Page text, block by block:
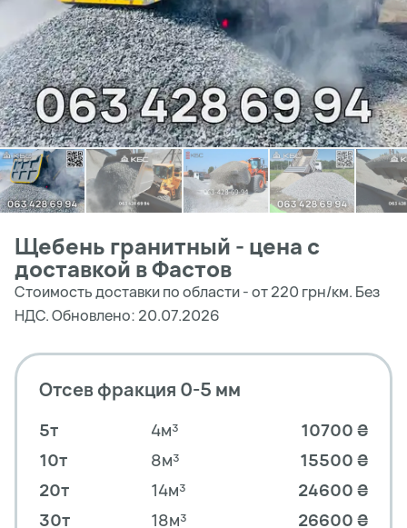
Щебень гранитный - цена с
доставкой в Фастов
Стоимость доставки по области - от 220 грн/км. Без
НДС. Обновлено: 20.07.2026
Отсев фракция 0-5 мм
5т 4м³
10700 ₴
10т
8м³
15500 ₴
20т
14м³
24600 ₴
30т
18м³ 26600 ₴